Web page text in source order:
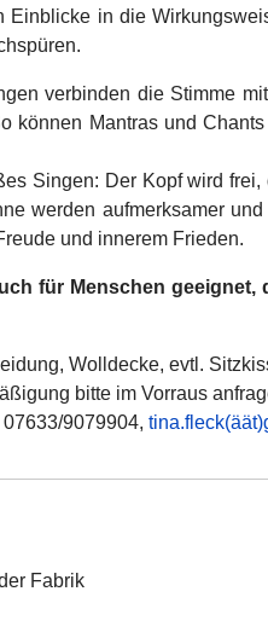
Einblicke in die
verbinden die Stimme
können Mantras und
Singen: Der Kopf wird
werden aufmerksamer
und innerem Frieden.
für Menschen
Wolldecke, evtl.
bitte im Vorraus
07633/9079904,
Fabrik